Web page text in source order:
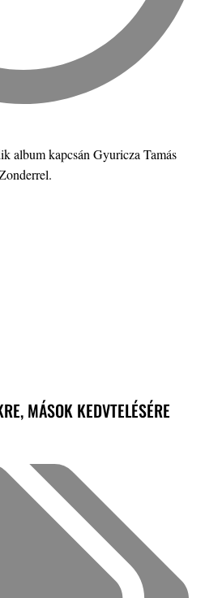
album kapcsán Gyuricza Tamás
MÁSOK KEDVTELÉSÉRE